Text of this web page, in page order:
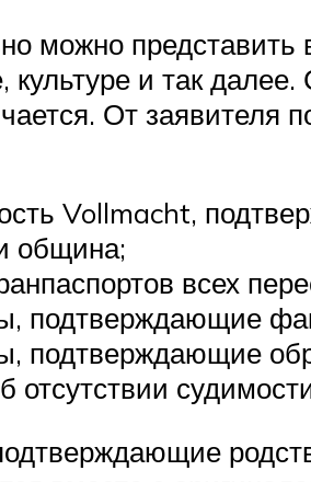
можно
культуре и так
От заявителя
Vollmacht,
община;
всех
подтверждающие
подтверждающие
отсутствии